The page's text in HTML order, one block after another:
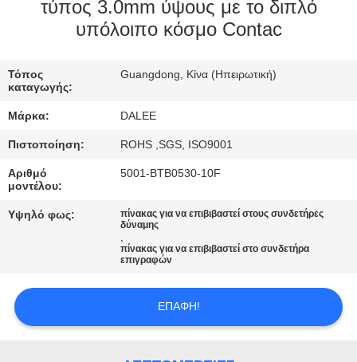
ΈΛΕΓΧΟΣ
ΕΛΆΤΕ
ΣΕ
ΕΠΑΦΉ
ΖΗΤΉΣΤΕ
ΑΠΌΣΠΑΣΜΑ
NEWS
τύπος 3.0mm ύψους με το διπλό
υπόλοιπο κόσμο Contac
Τόπος
καταγωγής:
Guangdong, Κίνα (Ηπειρωτική)
Μάρκα: DALEE
Πιστοποίηση: ROHS ,SGS, ISO9001
Αριθμό
μοντέλου:
5001-BTB0530-10F
Υψηλό φως:
πίνακας για να επιβιβαστεί στους συνδετήρες
δύναμης
,
πίνακας για να επιβιβαστεί στο συνδετήρα
επιγραφών
ΕΠΑΦΉ!